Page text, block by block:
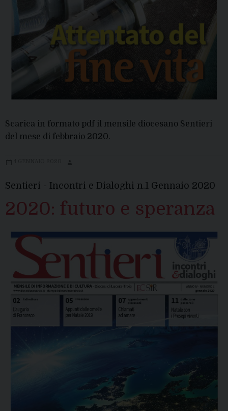
Scarica in formato pdf il mensile diocesano Sentieri
del mese di febbraio 2020.
Sentieri - Incontri e Dialoghi n.1 Gennaio 2020
2020: futuro e speranza